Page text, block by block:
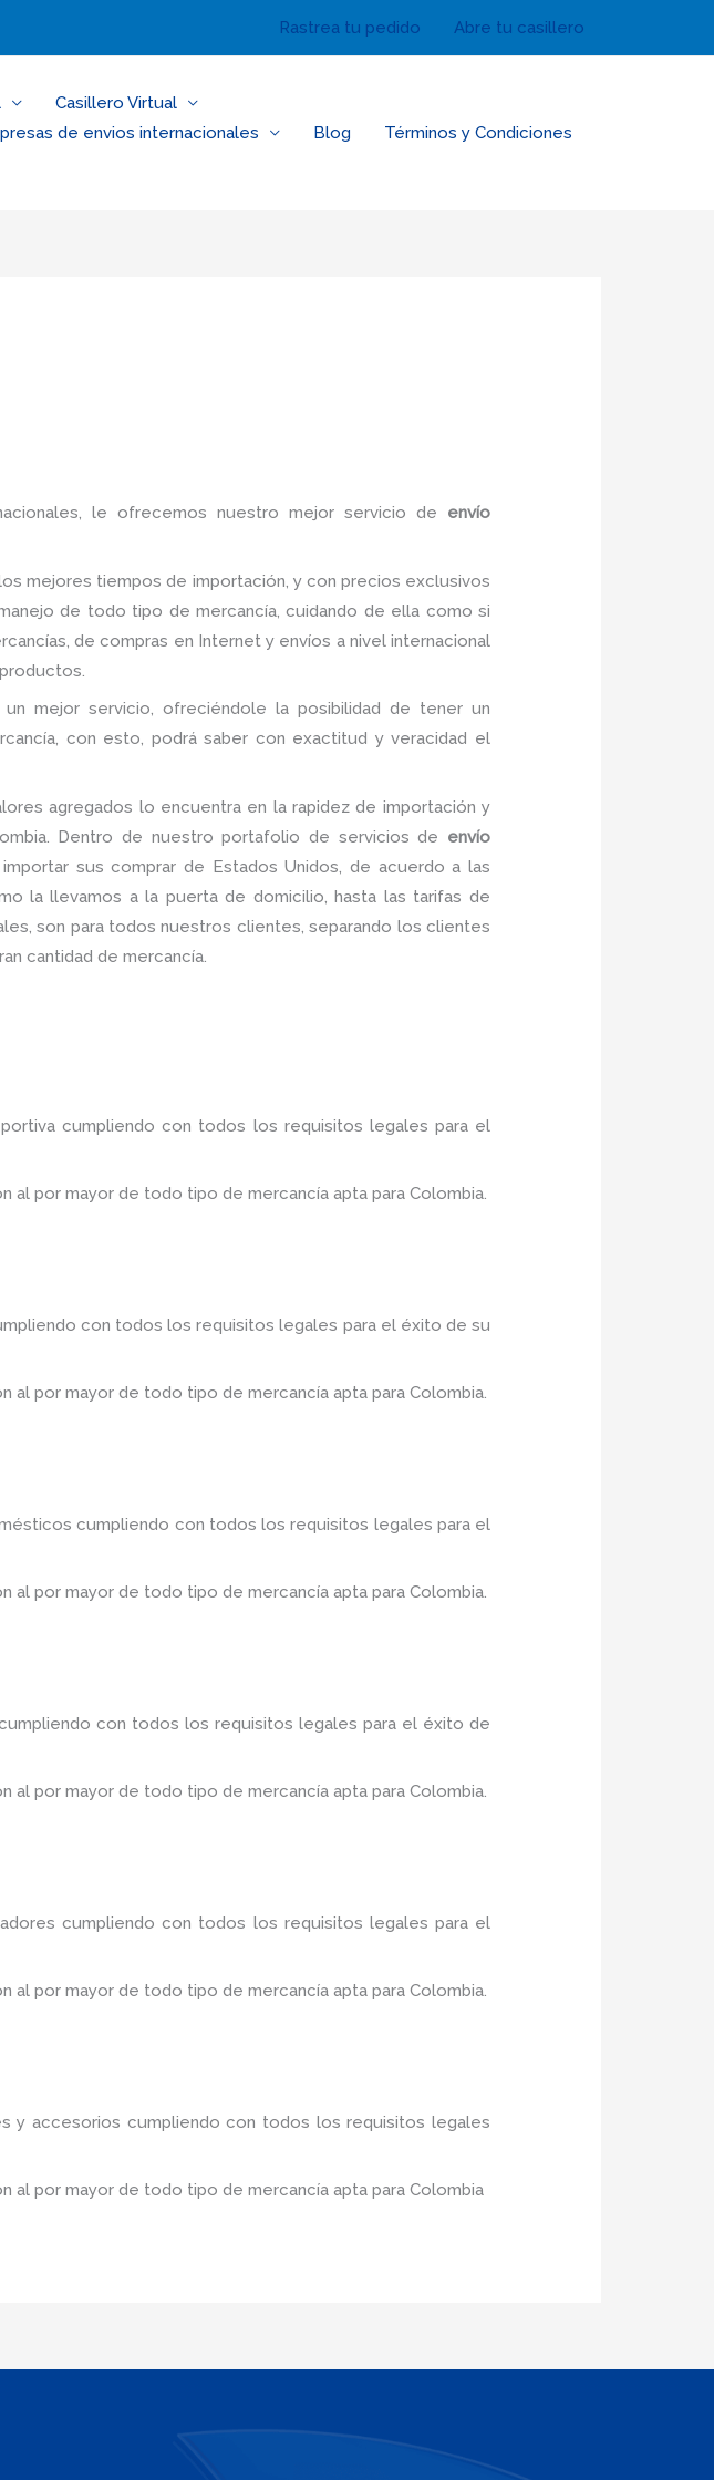
Rastrea tu pedido Abre tu casillero
Casillero Virtual
de envios internacionales Blog
Términos y Condiciones
le ofrecemos nuestro mejor servicio de envío
mejores tiempos de importación, y con precios exclusivos
de todo tipo de mercancía, cuidando de ella como si
de compras en Internet y envíos a nivel internacional
mejor servicio, ofreciéndole la posibilidad de tener un
con esto, podrá saber con exactitud y veracidad el
agregados lo encuentra en la rapidez de importación y
Dentro de nuestro portafolio de servicios de envío
sus comprar de Estados Unidos, de acuerdo a las
la llevamos a la puerta de domicilio, hasta las tarifas de
son para todos nuestros clientes, separando los clientes
cantidad de mercancía.
cumpliendo con todos los requisitos legales para el
por mayor de todo tipo de mercancía apta para Colombia.
con todos los requisitos legales para el éxito de su
por mayor de todo tipo de mercancía apta para Colombia.
cumpliendo con todos los requisitos legales para el
por mayor de todo tipo de mercancía apta para Colombia.
con todos los requisitos legales para el éxito de
por mayor de todo tipo de mercancía apta para Colombia.
cumpliendo con todos los requisitos legales para el
por mayor de todo tipo de mercancía apta para Colombia.
y accesorios cumpliendo con todos los requisitos legales
por mayor de todo tipo de mercancía apta para Colombia